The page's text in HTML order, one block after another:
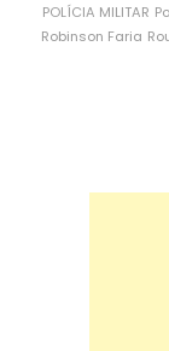
POLÍCIA MILITAR
Robinson Faria